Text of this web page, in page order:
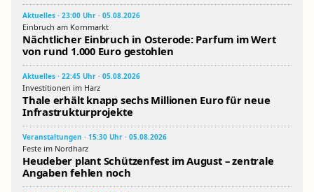
Aktuelles · 23:00 Uhr · 05.08.2026
Einbruch am Kornmarkt
Nächtlicher Einbruch in Osterode: Parfum im Wert
von rund 1.000 Euro gestohlen
Aktuelles · 22:45 Uhr · 05.08.2026
Investitionen im Harz
Thale erhält knapp sechs Millionen Euro für neue
Infrastrukturprojekte
Veranstaltungen · 15:30 Uhr · 05.08.2026
Feste im Nordharz
Heudeber plant Schützenfest im August – zentrale
Angaben fehlen noch